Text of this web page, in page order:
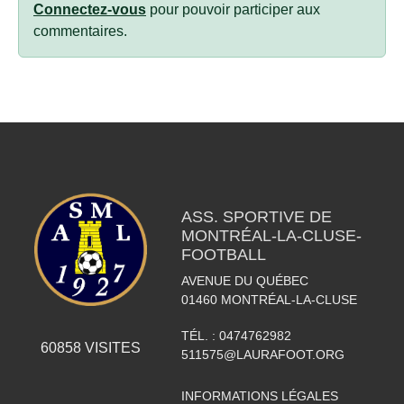
Connectez-vous pour pouvoir participer aux
commentaires.
60858VISITES
ASS. SPORTIVE DE
MONTRÉAL-LA-CLUSE-
FOOTBALL
AVENUE DU QUÉBEC
01460 MONTRÉAL-LA-CLUSE
TÉL. : 0474762982
511575@LAURAFOOT.ORG
INFORMATIONS LÉGALES